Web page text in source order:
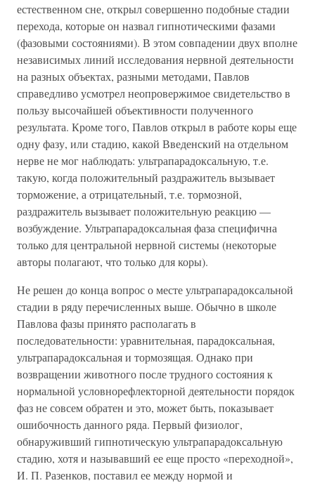
естественном сне, открыл совершенно подобные стадии
перехода, которые он назвал гипнотическими фазами
(фазовыми состояниями). В этом совпадении двух вполне
независимых линий исследования нервной деятельности
на разных объектах, разными методами, Павлов
справедливо усмотрел неопровержимое свидетельство в
пользу высочайшей объективности полученного
результата. Кроме того, Павлов открыл в работе коры еще
одну фазу, или стадию, какой Введенский на отдельном
нерве не мог наблюдать: ультрапарадоксальную, т.е.
такую, когда положительный раздражитель вызывает
торможение, а отрицательный, т.е. тормозной,
раздражитель вызывает положительную реакцию —
возбуждение. Ультрапарадоксальная фаза специфична
только для центральной нервной системы (некоторые
авторы полагают, что только для коры).
Не решен до конца вопрос о месте ультрапарадоксальной
стадии в ряду перечисленных выше. Обычно в школе
Павлова фазы принято располагать в
последовательности: уравнительная, парадоксальная,
ультрапарадоксальная и тормозящая. Однако при
возвращении животного после трудного состояния к
нормальной условнорефлекторной деятельности порядок
фаз не совсем обратен и это, может быть, показывает
ошибочность данного ряда. Первый физиолог,
обнаруживший гипнотическую ультрапарадоксальную
стадию, хотя и называвший ее еще просто «переходной»,
И. П. Разенков, поставил ее между нормой и